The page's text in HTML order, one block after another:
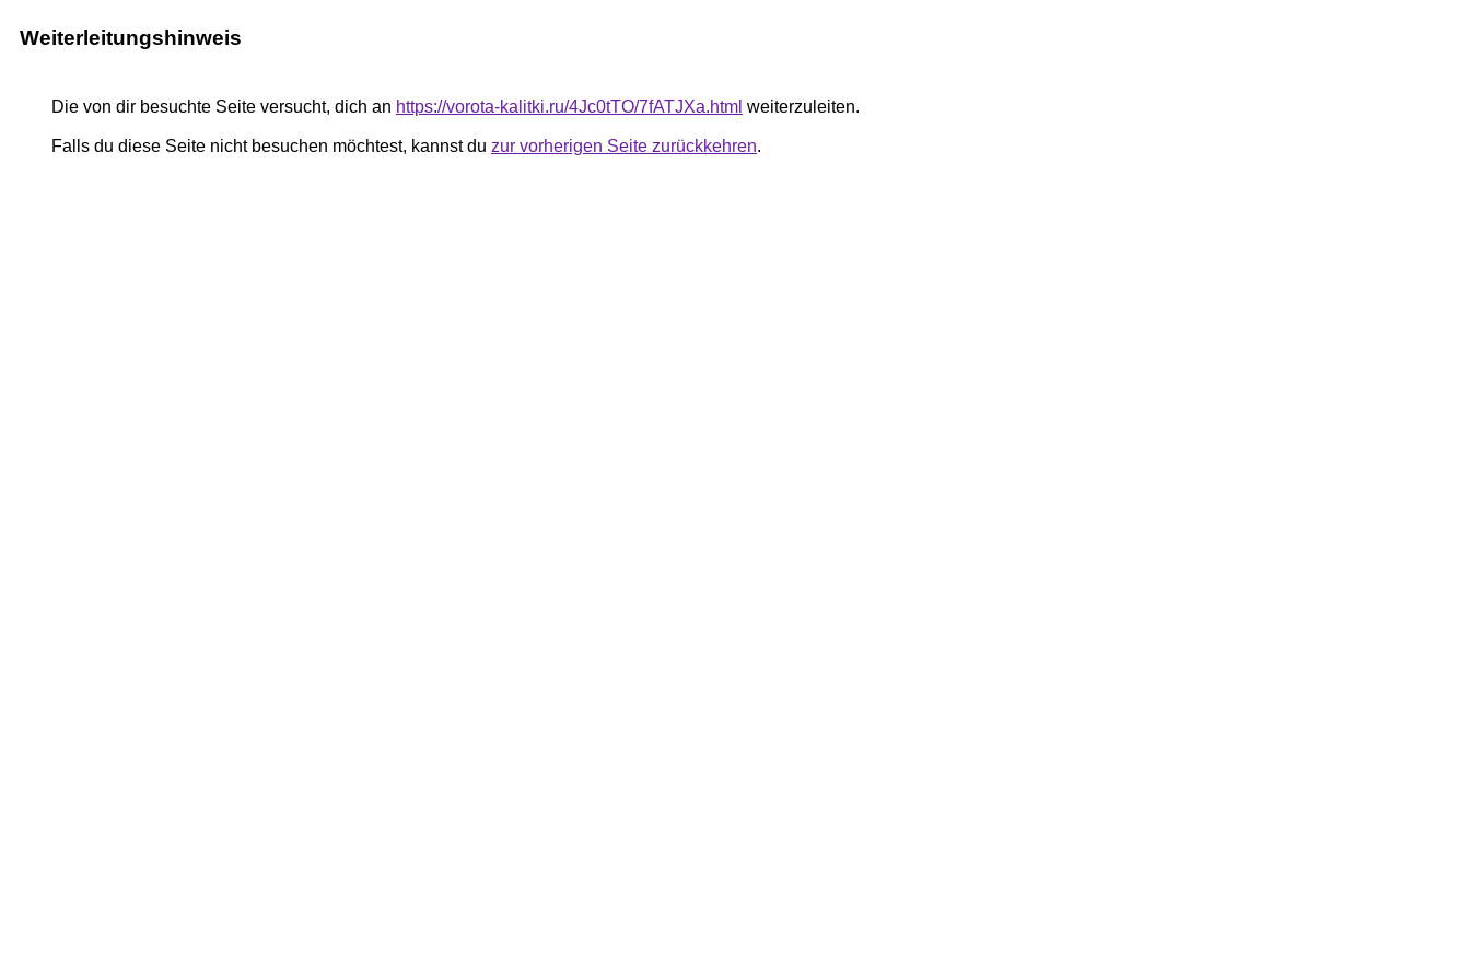
Weiterleitungshinweis
Die von dir besuchte Seite versucht, dich an https://vorota-kalitki.ru/4Jc0tTO/7fATJXa.html weiterzuleiten.
Falls du diese Seite nicht besuchen möchtest, kannst du zur vorherigen Seite zurückkehren.